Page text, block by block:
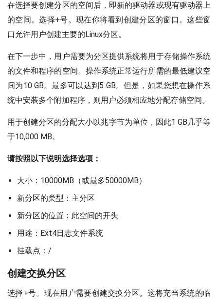
在选择要创建分区的空间后，即新的驱动器或现有驱动器上
的空间。选择+号。现在你将看到创建分区的窗口。这些窗
口允许用户创建主要的Linux分区。
在下一步中，用户需要为分区提供系统将用于存储操作系统
的文件和程序的空间。操作系统正常运行所需的最低建议空
间为10 GB。最多可以达到5 GB。但是，如果您想在操作系
统中安装多个附加程序，则用户必须相应地分配存储空间。
用于创建分区的分配大小以兆字节为单位，因此1 GB几乎等
于10,000 MB。
请按照以下说明选择选项：
大小：10000MB（或最多50000MB）
新分区的类型：主分区
新分区的位置：此空间的开头
用途：Ext4日志文件系统
挂载点：/
创建交换分区
选择+号。现在用户需要创建交换分区。这将充当系统的临